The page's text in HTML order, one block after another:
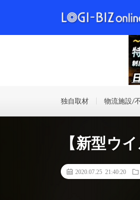
独自取材 物流施設/
【新型ウ
2020.07.25 21:40:20